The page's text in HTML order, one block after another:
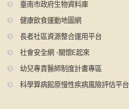
臺南市政府生物資料庫
健康飲食運動地圖網
長者社區資源整合運用平台
社會安全網 -關懷E起來
幼兒專責醫師制度計畫專區
科學算病館原慢性疾病風險評估平台